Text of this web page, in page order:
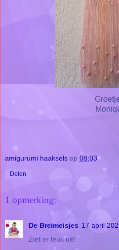
amigurumi haaksels op 08:03
Delen
1 opmerking:
De Breimeisjes 17 april
Ziet er leuk uit!